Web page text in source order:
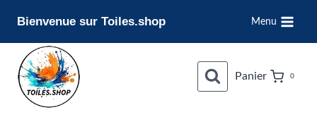
contenu
Bienvenue sur Toiles.shop Menu
Panier 0